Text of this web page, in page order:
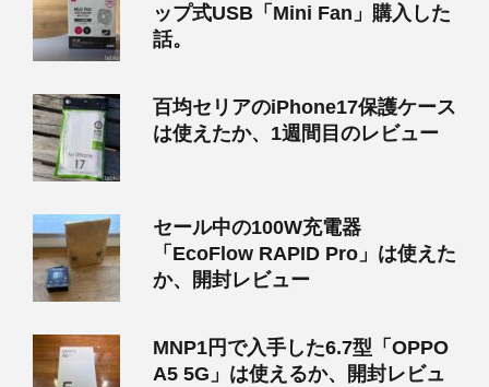
ップ式USB「Mini Fan」購入した
話。
百均セリアのiPhone17保護ケース
は使えたか、1週間目のレビュー
セール中の100W充電器
「EcoFlow RAPID Pro」は使えた
か、開封レビュー
MNP1円で入手した6.7型「OPPO
A5 5G」は使えるか、開封レビュ